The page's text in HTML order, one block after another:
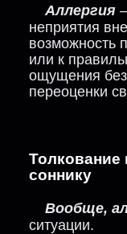
Аллергия
неприятия
возможность
или к
ощущения
переоценки
соннику
Вообще,
ситуации.